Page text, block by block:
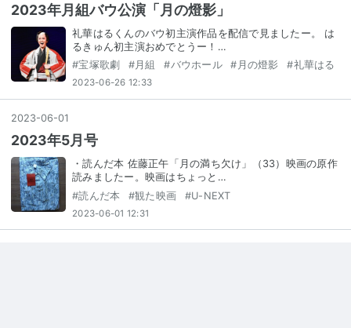
2023年月組バウ公演「月の燈影」
礼華はるくんのバウ初主演作品を配信で見ましたー。 は
るきゅん初主演おめでとうー！…
#宝塚歌劇 # 月組 #バウホール # 月の燈影 #礼華はる
2023-06-26 12:33
2023-06-01
2023年5月号
・読んだ本 佐藤正午「月の満ち欠け」（33）映画の原作
読みましたー。映画はちょっと…
#読んだ本 #観た映画 #U-NEXT
2023-06-01 12:31